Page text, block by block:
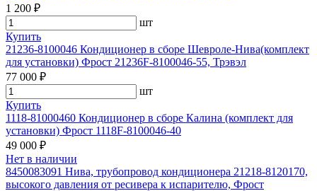
1 200 ₽
шт
Купить
21236-8100046 Кондиционер в сборе Шевроле-Нива(комплект
для установки) Фрост 21236F-8100046-55, Трэвэл
77 000 ₽
шт
Купить
1118-81000460 Кондиционер в сборе Калина (комплект для
установки) Фрост 1118F-8100046-40
49 000 ₽
Нет в наличии
8450083091 Нива, трубопровод кондиционера 21218-8120170,
высокого давления от ресивера к испарителю, Фрост